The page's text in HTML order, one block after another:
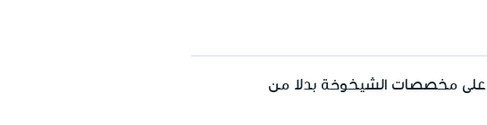
على مخصصات الشيخوخة بدلا من